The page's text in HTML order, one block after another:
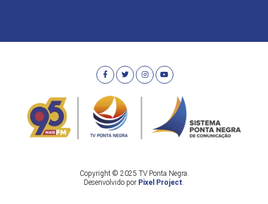
Copyright © 2025 TV Ponta Negra.
Desenvolvido por Pixel Project.